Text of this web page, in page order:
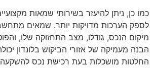
כמו כן, ניתן להיעזר בשירותי שמאות
לספק הערכות מדויקות יותר. שמאים
מיקום הנכס, גודלו, מצב התחזוקה שלו,
הבנה מעמיקה של אזורי הביקוש בלונדון
החלטות מושכלות בעת רכישת נכס